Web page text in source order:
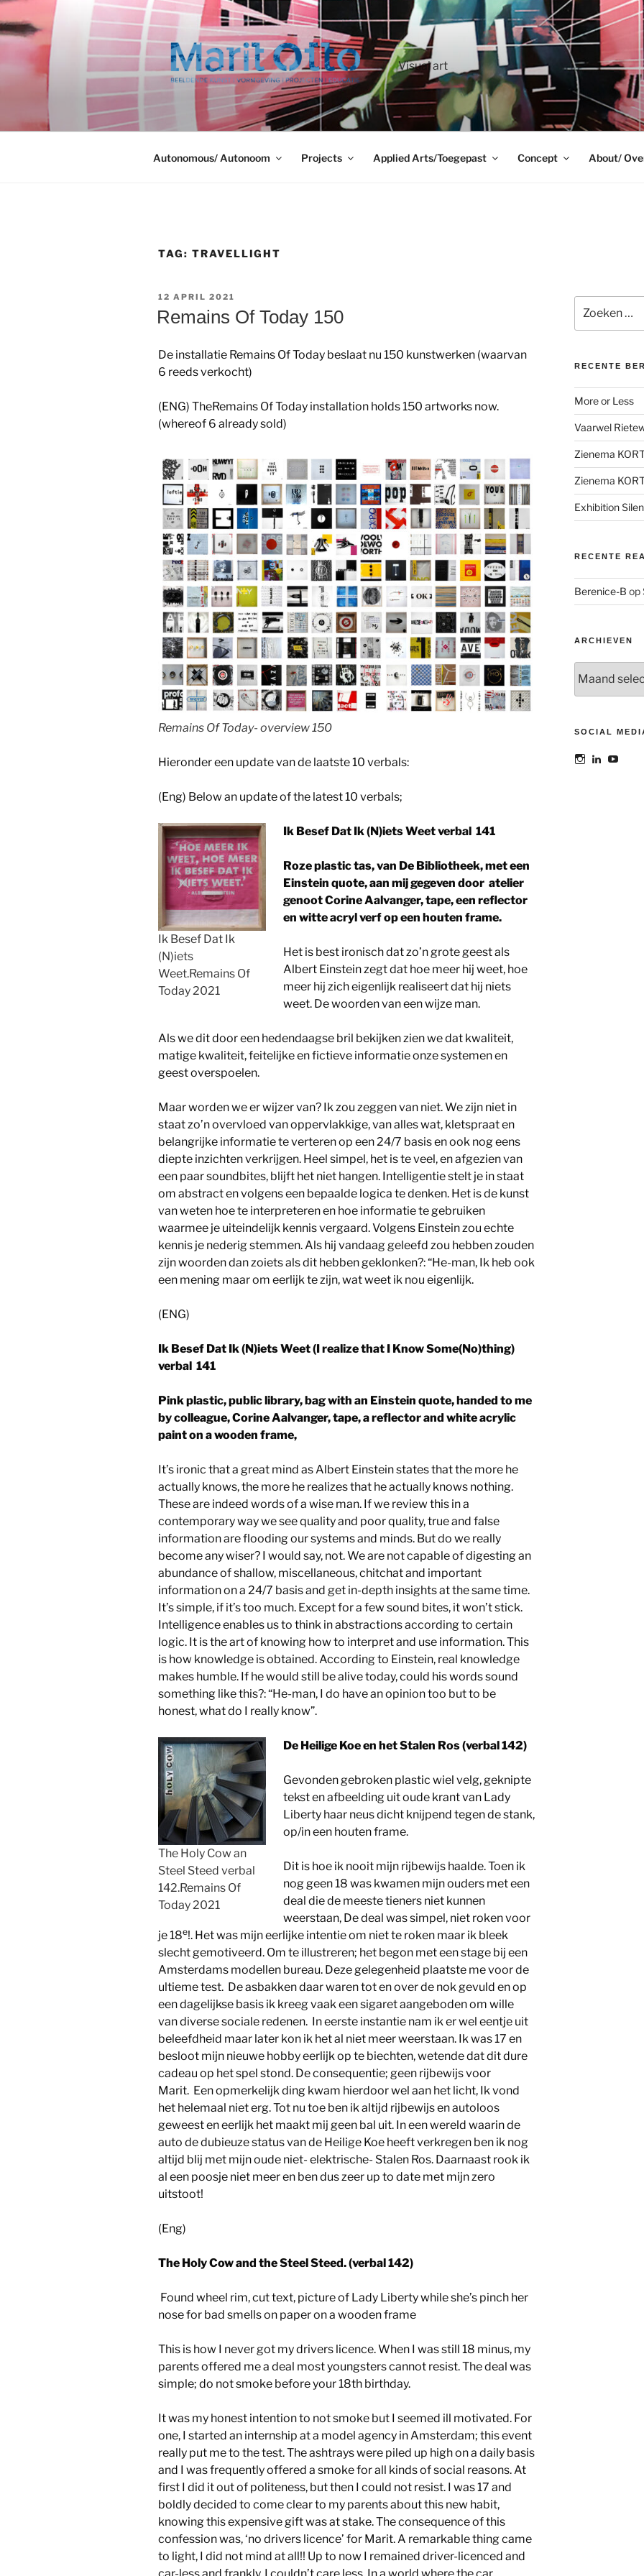
Ga
naar
de
Visual art
Autonomous/ Autonoom Projects Applied Arts/Toegepast Concept About/
TAG: TRAVELLIGHT
GEPLAATST
12 APRIL 2021
Remains Of Today 150
De installatie Remains Of Today beslaat nu 150 kunstwerken (waarvan
6 reeds verkocht)
(ENG) TheRemains Of Today installation holds 150 artworks now.
(whereof 6 already sold)
Remains Of Today- overview 150
Hieronder een update van de laatste 10 verbals:
(Eng) Below an update of the latest 10 verbals;
Ik Besef Dat Ik
(N)iets
Weet.Remains Of
Today 2021
Ik Besef Dat Ik (N)iets Weet verbal 141
Roze plastic tas, van De Bibliotheek, met een
Einstein quote, aan mij gegeven door atelier
genoot Corine Aalvanger, tape, een reflector
en witte acryl verf op een houten frame.
Het is best ironisch dat zo’n grote geest als
Albert Einstein zegt dat hoe meer hij weet, hoe
meer hij zich eigenlijk realiseert dat hij niets
weet. De woorden van een wijze man.
Als we dit door een hedendaagse bril bekijken zien we dat kwaliteit,
matige kwaliteit, feitelijke en fictieve informatie onze systemen en
geest overspoelen.
Maar worden we er wijzer van? Ik zou zeggen van niet. We zijn niet in
staat zo’n overvloed van oppervlakkige, van alles wat, kletspraat en
belangrijke informatie te verteren op een 24/7 basis en ook nog eens
diepte inzichten verkrijgen. Heel simpel, het is te veel, en afgezien van
een paar soundbites, blijft het niet hangen. Intelligentie stelt je in staat
om abstract en volgens een bepaalde logica te denken. Het is de kunst
van weten hoe te interpreteren en hoe informatie te gebruiken
waarmee je uiteindelijk kennis vergaard. Volgens Einstein zou echte
kennis je nederig stemmen. Als hij vandaag geleefd zou hebben zouden
zijn woorden dan zoiets als dit hebben geklonken?: “He-man, Ik heb ook
een mening maar om eerlijk te zijn, wat weet ik nou eigenlijk.
(ENG)
Ik Besef Dat Ik (N)iets Weet (I realize that I Know Some(No)thing)
verbal 141
Pink plastic, public library, bag with an Einstein quote, handed to me
by colleague, Corine Aalvanger, tape, a reflector and white acrylic
paint on a wooden frame,
It’s ironic that a great mind as Albert Einstein states that the more he
actually knows, the more he realizes that he actually knows nothing.
These are indeed words of a wise man. If we review this in a
contemporary way we see quality and poor quality, true and false
information are flooding our systems and minds. But do we really
become any wiser? I would say, not. We are not capable of digesting an
abundance of shallow, miscellaneous, chitchat and important
information on a 24/7 basis and get in-depth insights at the same time.
It’s simple, if it’s too much. Except for a few sound bites, it won’t stick.
Intelligence enables us to think in abstractions according to certain
logic. It is the art of knowing how to interpret and use information. This
is how knowledge is obtained. According to Einstein, real knowledge
makes humble. If he would still be alive today, could his words sound
something like this?: “He-man, I do have an opinion too but to be
honest, what do I really know”.
The Holy Cow an
Steel Steed verbal
142.Remains Of
Today 2021
De Heilige Koe en het Stalen Ros (verbal 142)
Gevonden gebroken plastic wiel velg, geknipte
tekst en afbeelding uit oude krant van Lady
Liberty haar neus dicht knijpend tegen de stank,
op/in een houten frame.
Dit is hoe ik nooit mijn rijbewijs haalde. Toen ik
nog geen 18 was kwamen mijn ouders met een
deal die de meeste tieners niet kunnen
weerstaan, De deal was simpel, niet roken voor
je 18e!. Het was mijn eerlijke intentie om niet te roken maar ik bleek
slecht gemotiveerd. Om te illustreren; het begon met een stage bij een
Amsterdams modellen bureau. Deze gelegenheid plaatste me voor de
ultieme test. De asbakken daar waren tot en over de nok gevuld en op
een dagelijkse basis ik kreeg vaak een sigaret aangeboden om wille
van diverse sociale redenen. In eerste instantie nam ik er wel eentje uit
beleefdheid maar later kon ik het al niet meer weerstaan. Ik was 17 en
besloot mijn nieuwe hobby eerlijk op te biechten, wetende dat dit dure
cadeau op het spel stond. De consequentie; geen rijbewijs voor
Marit. Een opmerkelijk ding kwam hierdoor wel aan het licht, Ik vond
het helemaal niet erg. Tot nu toe ben ik altijd rijbewijs en autoloos
geweest en eerlijk het maakt mij geen bal uit. In een wereld waarin de
auto de dubieuze status van de Heilige Koe heeft verkregen ben ik nog
altijd blij met mijn oude niet- elektrische- Stalen Ros. Daarnaast rook ik
al een poosje niet meer en ben dus zeer up to date met mijn zero
uitstoot!
(Eng)
The Holy Cow and the Steel Steed. (verbal 142)
Found wheel rim, cut text, picture of Lady Liberty while she’s pinch her
nose for bad smells on paper on a wooden frame
This is how I never got my drivers licence. When I was still 18 minus, my
parents offered me a deal most youngsters cannot resist. The deal was
simple; do not smoke before your 18th birthday.
It was my honest intention to not smoke but I seemed ill motivated. For
one, I started an internship at a model agency in Amsterdam; this event
really put me to the test. The ashtrays were piled up high on a daily basis
and I was frequently offered a smoke for all kinds of social reasons. At
first I did it out of politeness, but then I could not resist. I was 17 and
boldly decided to come clear to my parents about this new habit,
knowing this expensive gift was at stake. The consequence of this
confession was, ‘no drivers licence’ for Marit. A remarkable thing came
to light, I did not mind at all!! Up to now I remained driver-licenced and
naar:
RECENTE
More or Less
Vaarwel
Zienema
Zienema
Exhibition
RECENTE
Berenice-B op
ARCHIEVEN
SOCIAL
BekijkBekijkBekijk